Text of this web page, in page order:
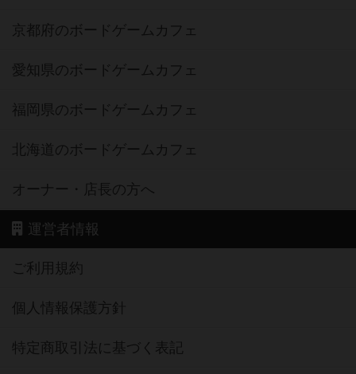
京都府のボードゲームカフェ
愛知県のボードゲームカフェ
福岡県のボードゲームカフェ
北海道のボードゲームカフェ
オーナー・店長の方へ
運営者情報
ご利用規約
個人情報保護方針
特定商取引法に基づく表記